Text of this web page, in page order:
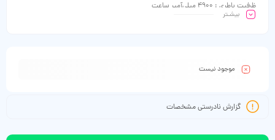
ظرفیت باطری : 4900 میلی‌آمپر ساعت
بیشـتر
موجود نیست
گزارش نادرستی مشخصات